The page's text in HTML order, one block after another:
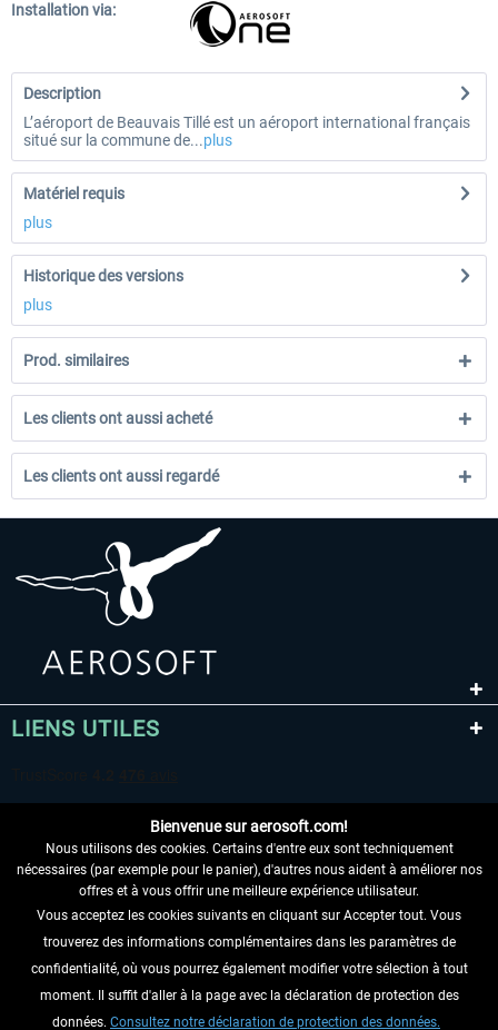
Installation via:
Description
L’aéroport de Beauvais Tillé est un aéroport international français
situé sur la commune de...plus
Matériel requis
plus
Historique des versions
plus
Prod. similaires
Les clients ont aussi acheté
Les clients ont aussi regardé
LIENS UTILES
RENONCER AU CONTRAT ICI
INFORMATIONS
NE MANQUEZ PAS LES DERNIÈRES
Bienvenue sur aerosoft.com!
Nous utilisons des cookies. Certains d'entre eux sont techniquement
nécessaires (par exemple pour le panier), d'autres nous aident à améliorer nos
offres et à vous offrir une meilleure expérience utilisateur.
Vous acceptez les cookies suivants en cliquant sur Accepter tout. Vous
trouverez des informations complémentaires dans les paramètres de
confidentialité, où vous pourrez également modifier votre sélection à tout
moment. Il suffit d'aller à la page avec la déclaration de protection des
données. Consultez notre déclaration de protection des données.